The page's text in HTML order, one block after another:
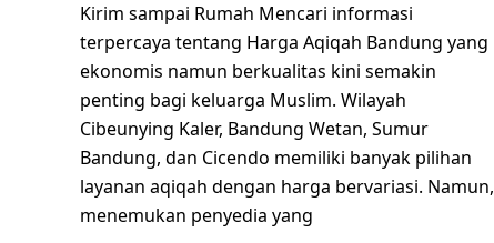
Kirim sampai Rumah Mencari informasi
terpercaya tentang Harga Aqiqah Bandung yang
ekonomis namun berkualitas kini semakin
penting bagi keluarga Muslim. Wilayah
Cibeunying Kaler, Bandung Wetan, Sumur
Bandung, dan Cicendo memiliki banyak pilihan
layanan aqiqah dengan harga bervariasi. Namun,
menemukan penyedia yang